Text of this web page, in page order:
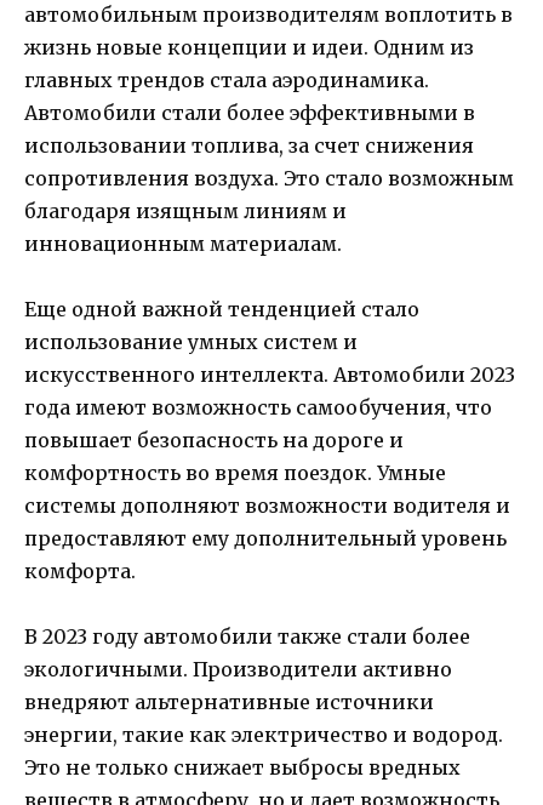
автомобильным производителям воплотить в
жизнь новые концепции и идеи. Одним из
главных трендов стала аэродинамика.
Автомобили стали более эффективными в
использовании топлива, за счет снижения
сопротивления воздуха. Это стало возможным
благодаря изящным линиям и
инновационным материалам.
Еще одной важной тенденцией стало
использование умных систем и
искусственного интеллекта. Автомобили 2023
года имеют возможность самообучения, что
повышает безопасность на дороге и
комфортность во время поездок. Умные
системы дополняют возможности водителя и
предоставляют ему дополнительный уровень
комфорта.
В 2023 году автомобили также стали более
экологичными. Производители активно
внедряют альтернативные источники
энергии, такие как электричество и водород.
Это не только снижает выбросы вредных
веществ в атмосферу, но и дает возможность